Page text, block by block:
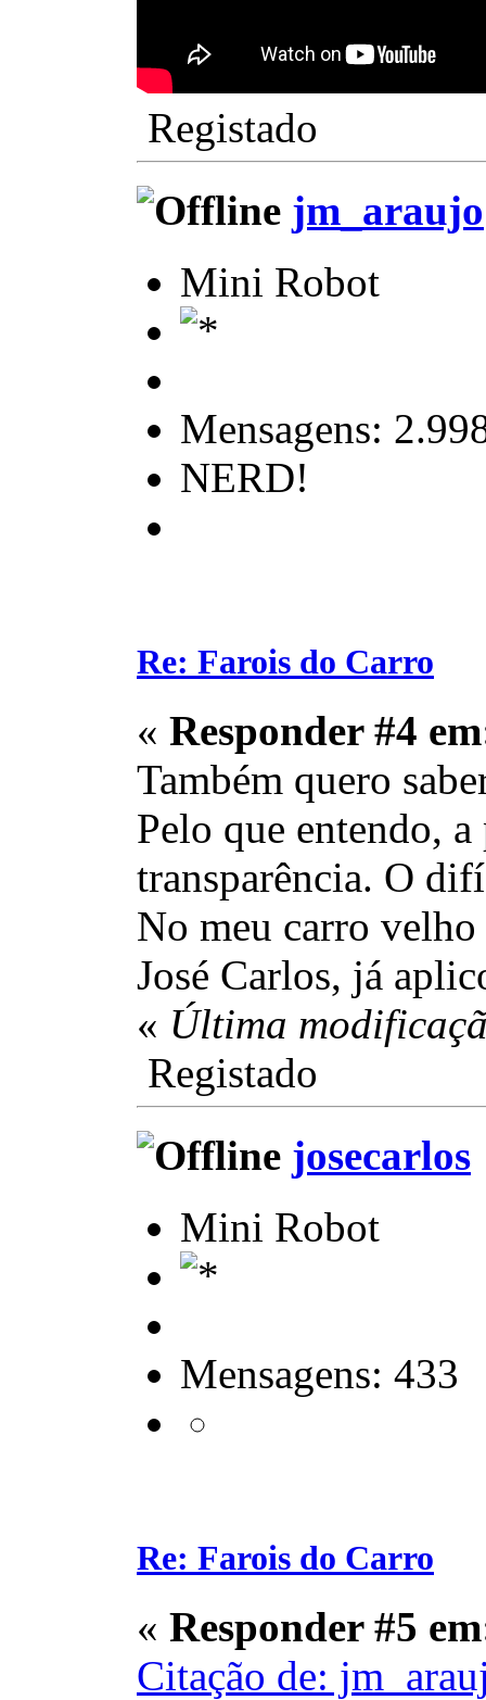
Registado
jm_araujo
Mini Robot
Mensagens:
NERD!
Re: Farois do Carro
« Responder #4
Também quero
Pelo que entendo,
transparência. O
No meu carro
José Carlos, já
« Última
Registado
josecarlos
Mini Robot
Mensagens: 433
Re: Farois do Carro
« Responder #5
Citação de: